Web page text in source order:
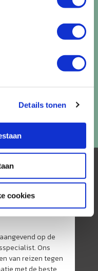
Details tonen
cookies
omgaan met uw
op de
Ons
van reizen tegen